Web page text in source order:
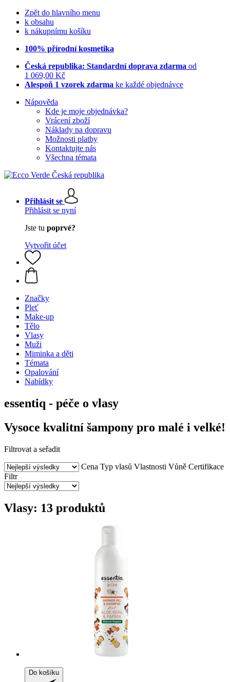
Zpět do hlavního menu
k obsahu
k nákupnímu košíku
100% přírodní kosmetika
Česká republika: Standardní doprava zdarma od
1 069,00 Kč
Alespoň 1 vzorek zdarma ke každé objednávce
Nápověda
Kde je moje objednávka?
Vrácení zboží
Náklady na dopravu
Možnosti platby
Kontaktujte nás
Všechna témata
Přihlásit se
Přihlásit se nyní
Jste tu poprvé?
Vytvořit účet
Značky
Pleť
Make-up
Tělo
Vlasy
Muži
Miminka a děti
Témata
Opalování
Nabídky
essentiq - péče o vlasy
Vysoce kvalitní šampony pro malé i velké!
Filtrovat a seřadit
Cena Typ vlasů Vlastnosti Vůně Certifikace
Filtr
Vlasy: 13 produktů
Do košíku